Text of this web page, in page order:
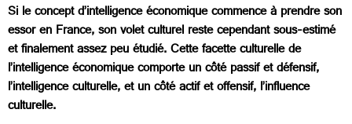
Si le concept d’intelligence économique commence à prendre son
essor en France, son volet culturel reste cependant sous-estimé
et finalement assez peu étudié. Cette facette culturelle de
l’intelligence économique comporte un côté passif et défensif,
l’intelligence culturelle, et un côté actif et offensif, l’influence
culturelle.